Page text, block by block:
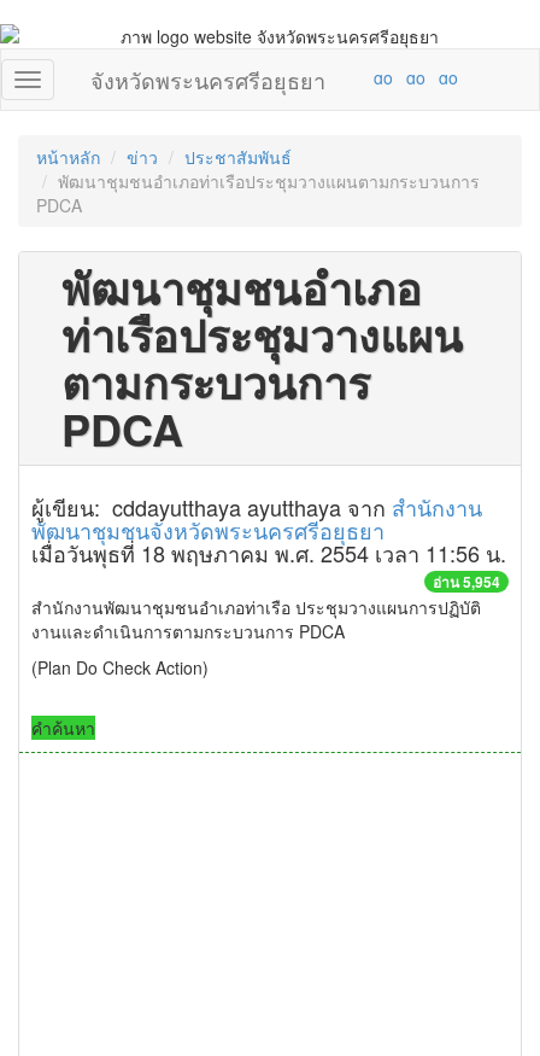
จังหวัดพระนครศรีอยุธยา
หน้าหลัก ข่าว
ประชาสัมพันธ์
พัฒนาชุมชนอำเภอท่าเรือประชุมวางแผนตามกระบวนการ
PDCA
พัฒนาชุมชนอำเภอ
ท่าเรือประชุมวางแผน
ตามกระบวนการ
PDCA
ผู้เขียน: cddayutthaya ayutthaya จาก สำนักงาน
พัฒนาชุมชนจังหวัดพระนครศรีอยุธยา
เมื่อวันพุธที่ 18 พฤษภาคม พ.ศ. 2554 เวลา 11:56 น.
อ่าน 5,954
สำนักงานพัฒนาชุมชนอำเภอท่าเรือ ประชุมวางแผนการปฏิบัติ
งานและดำเนินการตามกระบวนการ PDCA
(Plan Do Check Action)
คำค้นหา